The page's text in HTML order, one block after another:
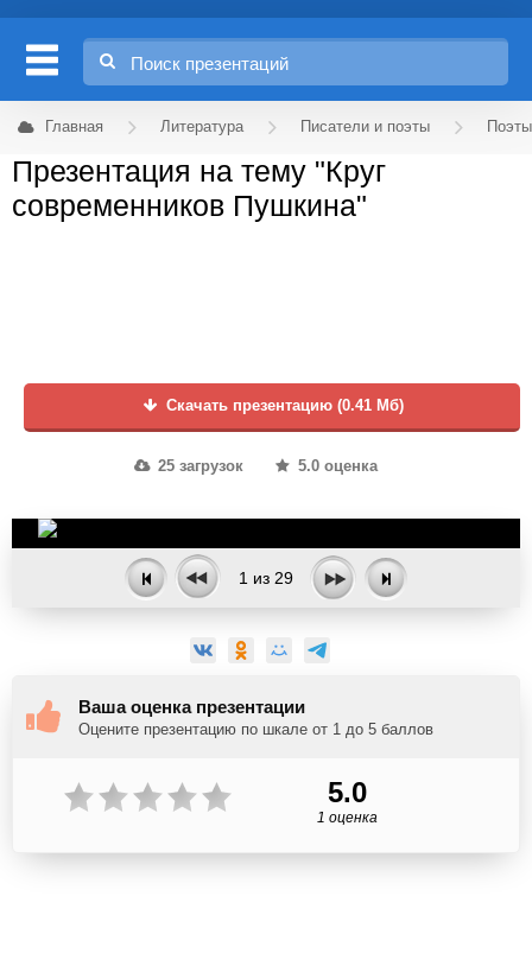
Главная Литература Писатели и поэты Поэты
Презентация на тему "Круг
современников Пушкина"
Скачать презентацию (0.41 Мб)
25 загрузок 5.0 оценка
1 из 29
Ваша оценка презентации
Оцените презентацию по шкале от 1 до 5 баллов
5.0
1 оценка